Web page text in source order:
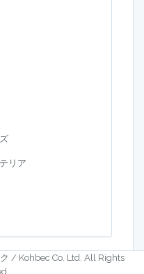
リア
/ Kohbec Co. Ltd. All Rights